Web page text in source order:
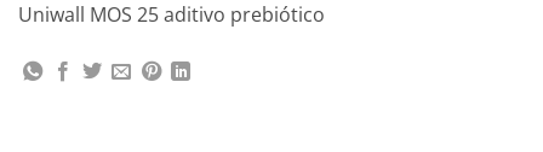
Uniwall MOS 25 aditivo prebiótico